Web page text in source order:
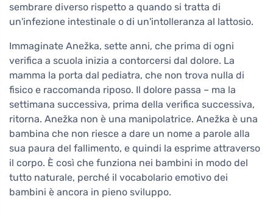
sembrare diverso rispetto a quando si tratta di
un'infezione intestinale o di un'intolleranza al lattosio.
Immaginate Anežka, sette anni, che prima di ogni
verifica a scuola inizia a contorcersi dal dolore. La
mamma la porta dal pediatra, che non trova nulla di
fisico e raccomanda riposo. Il dolore passa – ma la
settimana successiva, prima della verifica successiva,
ritorna. Anežka non è una manipolatrice. Anežka è una
bambina che non riesce a dare un nome a parole alla
sua paura del fallimento, e quindi la esprime attraverso
il corpo. È così che funziona nei bambini in modo del
tutto naturale, perché il vocabolario emotivo dei
bambini è ancora in pieno sviluppo.